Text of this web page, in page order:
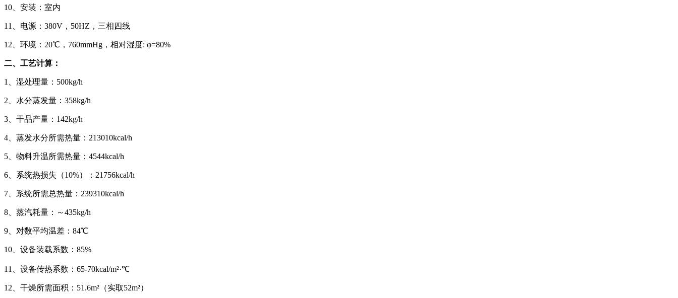
10、安装：室内
11、电源：380V，50HZ，三相四线
12、环境：20℃，760mmHg， 相对湿度: φ=80%
二、工艺计算：
1、 湿处理量： 500kg/h
2、 水分蒸发量： 358kg/h
3、 干品产量： 142kg/h
4、 蒸发水分所需热量： 213010kcal/h
5、 物料升温所需热量： 4544kcal/h
6、 系统热损失（10%）：21756kcal/h
7、 系统所需总热量： 239310kcal/h
8、蒸汽耗量：～435kg/h
9、 对数平均温差： 84℃
10、 设备装载系数： 85%
11、 设备传热系数： 65-70kcal/m²·℃
12、 干燥所需面积： 51.6m²（实取52m²）